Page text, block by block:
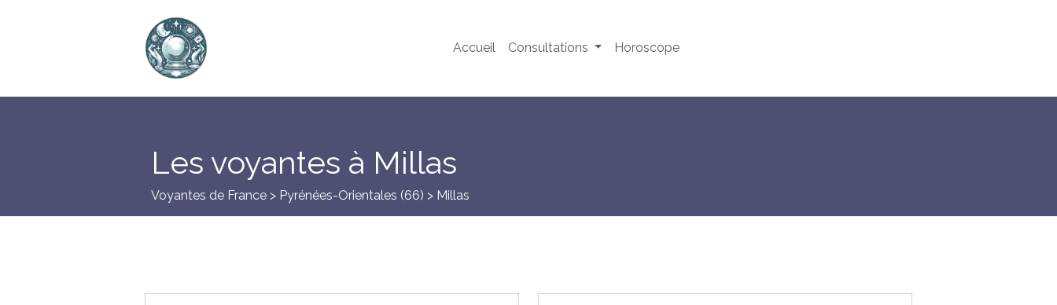
Accueil Consultations Horoscope
Les voyantes à Millas
Voyantes de France > Pyrénées-Orientales (66) > Millas